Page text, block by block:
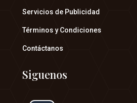
Servicios de Publicidad
Términos y Condiciones
Contáctanos
Siguenos